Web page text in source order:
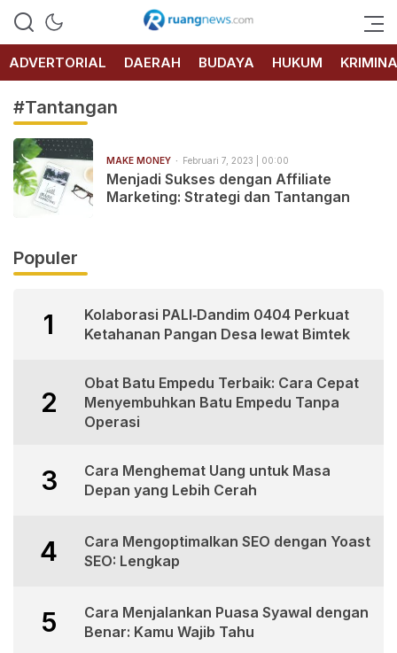
RUANG
NEWS
ADVERTORIAL
DAERAH BUDAYA HUKUM
#Tantangan
MAKE MONEY Februari 7, 2023 | 00:00
Menjadi Sukses dengan Affiliate
Marketing: Strategi dan Tantangan
Populer
1
Kolaborasi PALI‑Dandim 0404 Perkuat
Ketahanan Pangan Desa lewat Bimtek
2
Obat Batu Empedu Terbaik: Cara Cepat
Menyembuhkan Batu Empedu Tanpa
Operasi
3
Cara Menghemat Uang untuk Masa
Depan yang Lebih Cerah
4
Cara Mengoptimalkan SEO dengan Yoast
SEO: Lengkap
5
Cara Menjalankan Puasa Syawal dengan
Benar: Kamu Wajib Tahu